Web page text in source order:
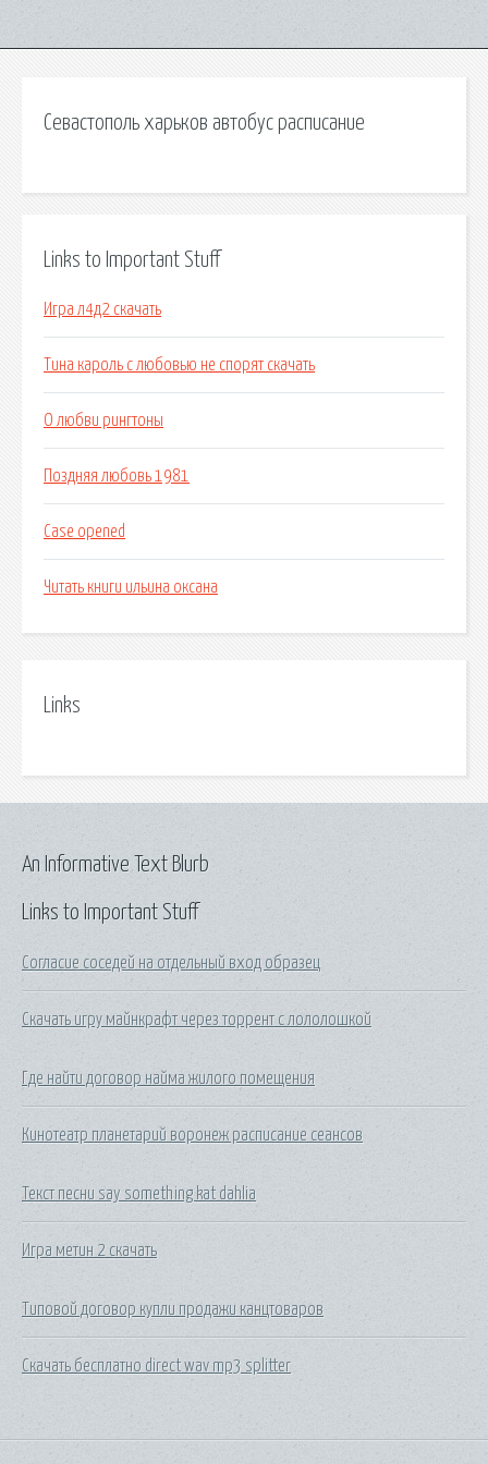
Севастополь харьков автобус расписание
Links to Important Stuff
Игра л4д2 скачать
Тина кароль с любовью не спорят скачать
О любви рингтоны
Поздняя любовь 1981
Case opened
Читать книги ильина оксана
Links
Links to Important Stuff
Согласие соседей на отдельный вход образец
Скачать игру майнкрафт через торрент с лололошкой
Где найти договор найма жилого помещения
Кинотеатр планетарий воронеж расписание сеансов
Текст песни say something kat dahlia
Игра метин 2 скачать
Типовой договор купли продажи канцтоваров
Скачать бесплатно direct wav mp3 splitter
An Informative Text Blurb